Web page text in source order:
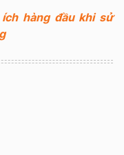
hàng đầu khi sử